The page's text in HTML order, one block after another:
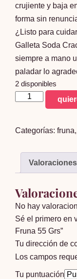
crujiente y baja
forma sin
¿Listo para
Galleta Soda
siempre a mano
paladar lo
2 disponibles
Galleta
Light
Categorías:fruna
No hay
Sé el primero en
Fruna 55 Grs”
Tu dirección de
Los campos
Tu puntuación